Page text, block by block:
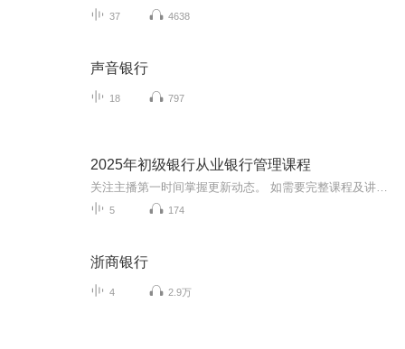
37 4638
声音银行
18 797
2025年初级银行从业银行管理课程
5 174
浙商银行
4 2.9万